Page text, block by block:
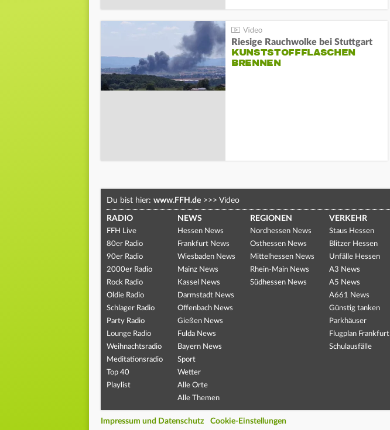
Riesige Rauchwolke bei Stuttgart
KUNSTSTOFFFLASCHEN
BRENNEN
Du bist hier: www.FFH.de >>> Video
RADIO
FFH Live
80er Radio
90er Radio
2000er Radio
Rock Radio
Oldie Radio
Schlager Radio
Party Radio
Lounge Radio
Weihnachtsradio
Meditationsradio
Top 40
Playlist
NEWS
Hessen News
Frankfurt News
Wiesbaden News
Mainz News
Kassel News
Darmstadt News
Offenbach News
Gießen News
Fulda News
Bayern News
Sport
Wetter
Alle Orte
Alle Themen
REGIONEN
Nordhessen News
Osthessen News
Mittelhessen News
Rhein-Main News
Südhessen News
VERKEHR
Staus Hessen
Blitzer Hessen
Unfälle Hessen
A3 News
A5 News
A661 News
Günstig tanken
Parkhäuser
Flugplan Frankfurt
Schulausfälle
Impressum und Datenschutz Cookie-Einstellungen